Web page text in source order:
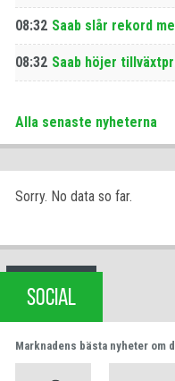
08:32 Saab slår rekord
08:32 Saab höjer
Alla senaste nyheterna
Sorry. No data so far.
SOCIAL
Marknadens bästa nyheter om